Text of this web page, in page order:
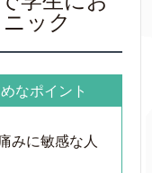
ック
なポイント
みに敏感な人